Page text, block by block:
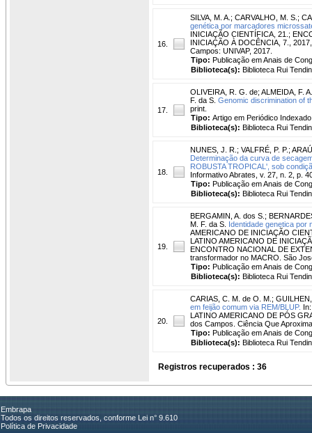
16.
SILVA, M. A. ; CARVALHO, M. S. ;
genética por marcadores
INICIAÇÃO CIENTÍFICA, 21.;
INICIAÇÃO À DOCÊNCIA, 7.,
Campos: UNIVAP, 2017.
Tipo: Publicação em Anais de
Biblioteca(s): Biblioteca Rui
17.
OLIVEIRA, R. G. de; ALMEIDA, F.
F. da S. Genomic discrimination of
print.
Tipo: Artigo em Periódico Indexado
Biblioteca(s): Biblioteca Rui
18.
NUNES, J. R. ; VALFRÉ, P. P. ;
Determinação da curva de
ROBUSTA TROPICAL', sob
Informativo Abrates, v. 27, n. 2, p.
Tipo: Publicação em Anais de
Biblioteca(s): Biblioteca Rui
19.
BERGAMIN, A. dos S. ;
M. F. da S. Identidade genetica por
AMERICANO DE INICIAÇÃO
LATINO AMERICANO DE
ENCONTRO NACIONAL DE
transformador no MACRO. São
Tipo: Publicação em Anais de
Biblioteca(s): Biblioteca Rui
20.
CARIAS, C. M. de O. M. ;
em feijão comum via REM/BLUP.
LATINO AMERICANO DE PÓS
dos Campos. Ciência Que
Tipo: Publicação em Anais de
Biblioteca(s): Biblioteca Rui
Registros recuperados : 36
Embrapa
Todos os direitos reservados, conforme Lei n° 9.610
Política de Privacidade